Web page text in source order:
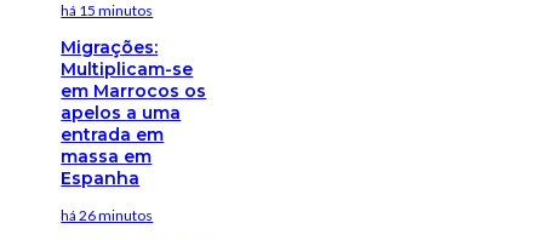
há 15 minutos
Migrações:
Multiplicam-se
em Marrocos os
apelos a uma
entrada em
massa em
Espanha
há 26 minutos